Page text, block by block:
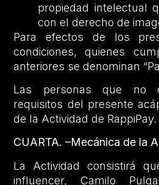
propiedad intelectual
con el derecho de
Para efectos de los
condiciones, quienes
anteriores se denominan
Las personas que no
requisitos del presente
de la Actividad de RappiPay.
CUARTA. –Mecánica de la
La Actividad consistirá
influencer, Camilo